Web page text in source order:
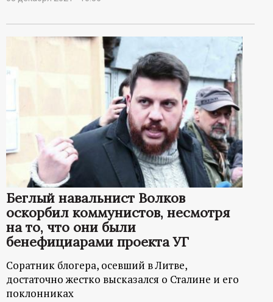
Беглый навальнист Волков
оскорбил коммунистов, несмотря
на то, что они были
бенефициарами проекта УГ
Соратник блогера, осевший в Литве,
достаточно жестко высказался о Сталине и его
поклонниках